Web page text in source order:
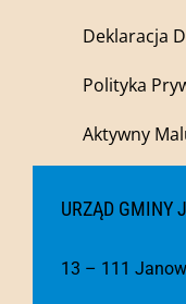
Deklaracja
Polityka
Aktywny
URZĄD GMINY
13 – 111